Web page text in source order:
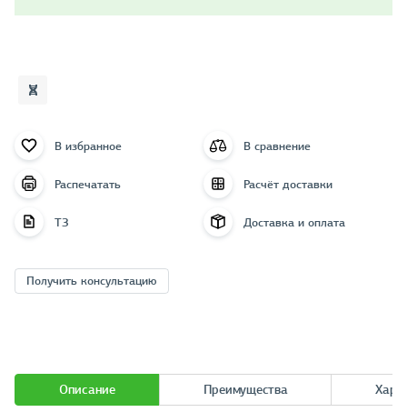
В избранное В сравнение
Распечатать Расчёт доставки
ТЗ Доставка и оплата
Получить консультацию
Описание Преимущества